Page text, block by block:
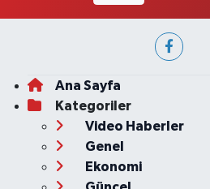
Ana Sayfa
Kategoriler
Video Haberler
Genel
Ekonomi